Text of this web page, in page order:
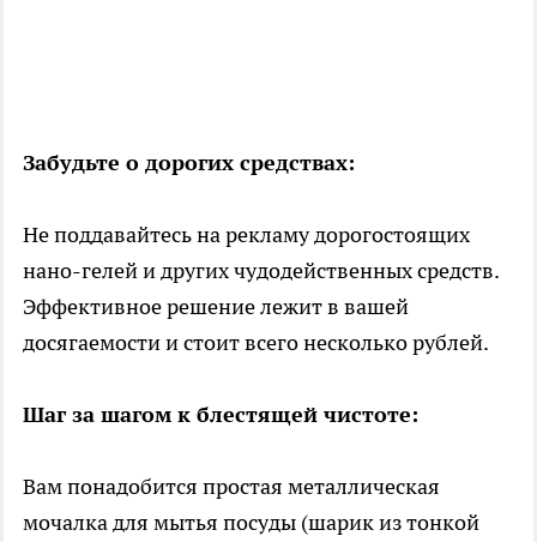
Забудьте о дорогих средствах:
Не поддавайтесь на рекламу дорогостоящих
нано-гелей и других чудодейственных средств.
Эффективное решение лежит в вашей
досягаемости и стоит всего несколько рублей.
Шаг за шагом к блестящей чистоте:
Вам понадобится простая металлическая
мочалка для мытья посуды (шарик из тонкой